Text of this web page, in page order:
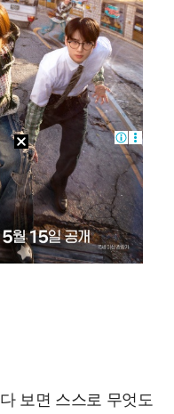
보면 스스로 무엇도